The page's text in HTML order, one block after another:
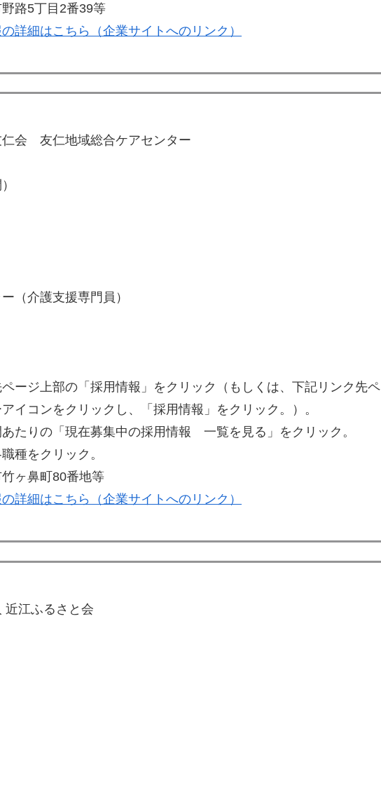
野路5丁目2番39等
詳細はこちら（企業サイトへのリンク）
会 友仁地域総合ケアセンター
（介護支援専門員）
ージ上部の「採用情報」をクリック（もしくは、下記リンク先ペ
イコンをクリックし、「採用情報」をクリック。）。
たりの「現在募集中の採用情報 一覧を見る」をクリック。
種をクリック。
竹ヶ鼻町80番地等
詳細はこちら（企業サイトへのリンク）
近江ふるさと会